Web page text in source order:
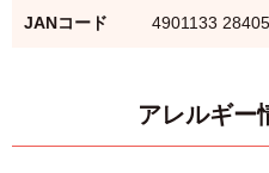
JANコード 4901133
アレルギー